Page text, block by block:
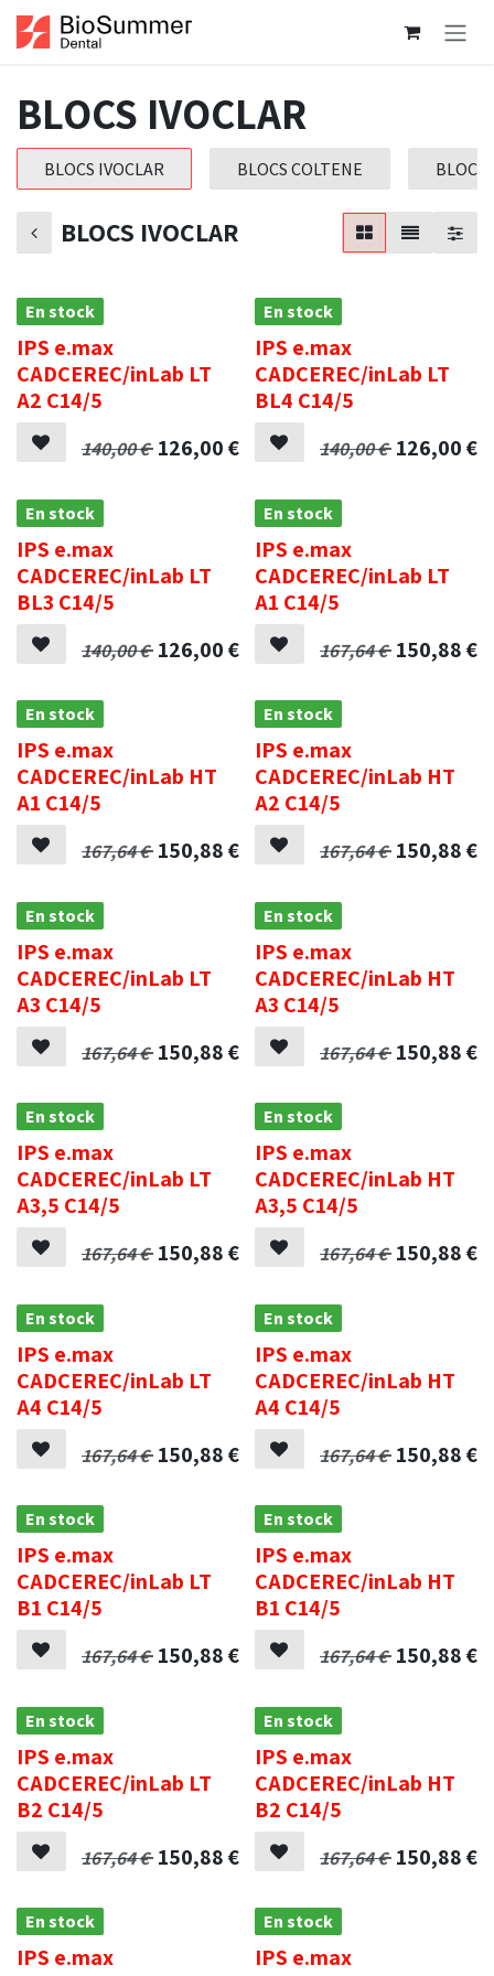
Se rendre au contenu
BLOCS IVOCLAR
BLOCS IVOCLAR BLOCS COLTENE BLOCS
BLOCS IVOCLAR
En stock
Promotion
IPS e.max
CADCEREC/inLab LT
A2 C14/5
140,00€ 126,00€
En stock
IPS e.max
CADCEREC/inLab LT
BL4 C14/5
140,00€ 126,00€
En stock
IPS e.max
CADCEREC/inLab LT
BL3 C14/5
140,00€ 126,00€
En stock
IPS e.max
CADCEREC/inLab LT
A1 C14/5
167,64€ 150,88€
En stock
IPS e.max
CADCEREC/inLab HT
A1 C14/5
167,64€ 150,88€
En stock
IPS e.max
CADCEREC/inLab HT
A2 C14/5
167,64€ 150,88€
En stock
IPS e.max
CADCEREC/inLab LT
A3 C14/5
167,64€ 150,88€
En stock
IPS e.max
CADCEREC/inLab HT
A3 C14/5
167,64€ 150,88€
En stock
IPS e.max
CADCEREC/inLab LT
A3,5 C14/5
167,64€ 150,88€
En stock
IPS e.max
CADCEREC/inLab HT
A3,5 C14/5
167,64€ 150,88€
En stock
IPS e.max
CADCEREC/inLab LT
A4 C14/5
167,64€ 150,88€
En stock
IPS e.max
CADCEREC/inLab HT
A4 C14/5
167,64€ 150,88€
En stock
IPS e.max
CADCEREC/inLab LT
B1 C14/5
167,64€ 150,88€
En stock
IPS e.max
CADCEREC/inLab HT
B1 C14/5
167,64€ 150,88€
En stock
IPS e.max
CADCEREC/inLab LT
B2 C14/5
167,64€ 150,88€
En stock
IPS e.max
CADCEREC/inLab HT
B2 C14/5
167,64€ 150,88€
En stock
IPS e.max
En stock
IPS e.max